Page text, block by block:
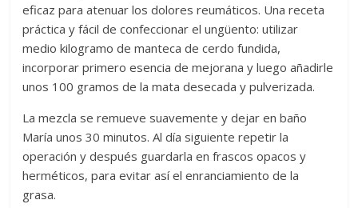
eficaz para atenuar los dolores reumáticos. Una receta
práctica y fácil de confeccionar el ungüento: utilizar
medio kilogramo de manteca de cerdo fundida,
incorporar primero esencia de mejorana y luego añadirle
unos 100 gramos de la mata desecada y pulverizada.
La mezcla se remueve suavemente y dejar en baño
María unos 30 minutos. Al día siguiente repetir la
operación y después guardarla en frascos opacos y
herméticos, para evitar así el enranciamiento de la
grasa.